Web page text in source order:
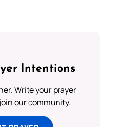
Intentions
Write your prayer
our community.